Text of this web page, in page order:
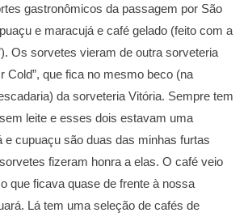
gastronômicos da passagem por São
e maracujá e café gelado (feito com a
Os sorvetes vieram de outra sorveteria
Cold”, que fica no mesmo beco (na
da sorveteria Vitória. Sempre tem
leite e esses dois estavam uma
e cupuaçu são duas das minhas furtas
fizeram honra a elas. O café veio
que ficava quase de frente à nossa
Lá tem uma seleção de cafés de